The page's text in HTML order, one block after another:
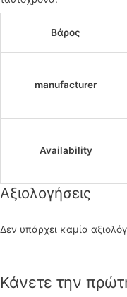
Βάρος
manufacturer
Availability
Αξιολογήσεις
Δεν υπάρχει καμία
Κάνετε την